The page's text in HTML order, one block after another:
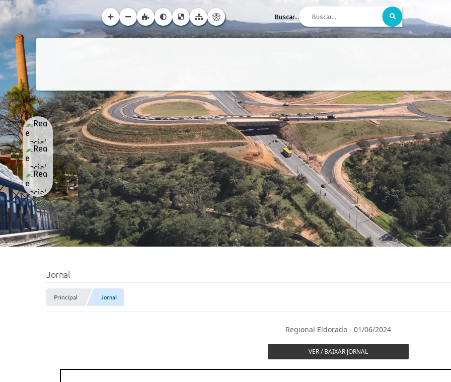
Buscar...
Jornal
Principal Jornal
Regional Eldorado - 01/06/2024
VER / BAIXAR JORNAL